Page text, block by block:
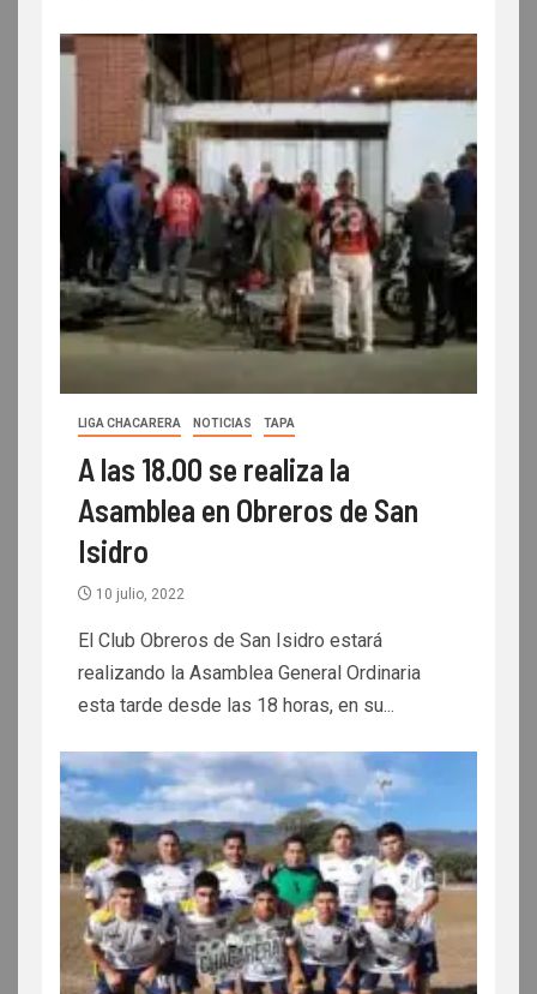
LIGA CHACARERA NOTICIAS TAPA
A las 18.00 se realiza la
Asamblea en Obreros de San
Isidro
10 julio, 2022
El Club Obreros de San Isidro estará
realizando la Asamblea General Ordinaria
esta tarde desde las 18 horas, en su...